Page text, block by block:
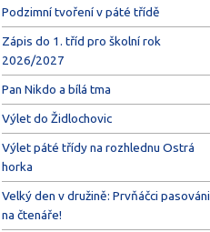
Podzimní tvoření v páté třídě
Zápis do 1. tříd pro školní rok
2026/2027
Pan Nikdo a bílá tma
Výlet do Židlochovic
Výlet páté třídy na rozhlednu Ostrá
horka
Velký den v družině: Prvňáčci pasováni
na čtenáře!